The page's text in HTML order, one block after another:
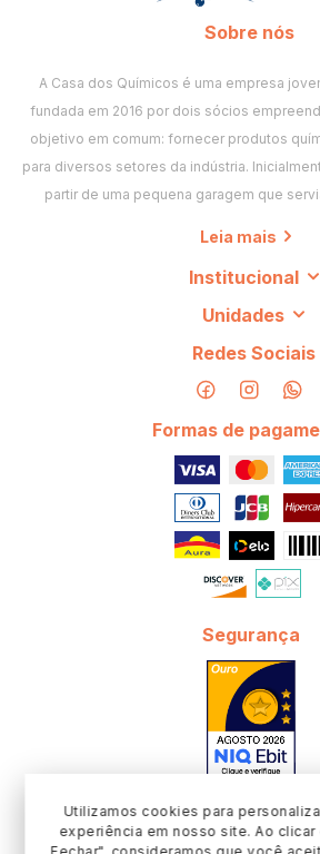
Sobre nós
A Casa dos Químicos é uma empresa
fundada em 2016 por dois sócios
objetivo em comum: fornecer produtos
para diversos setores da indústria.
partir de uma pequena garagem que
Leia mais
Institucional
Unidades
Redes Sociais
Formas de
Segurança
Utilizamos cookies para
experiência em nosso site. Ao clicar